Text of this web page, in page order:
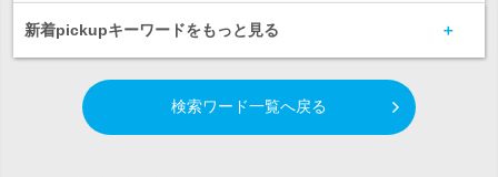
新着pickupキーワードをもっと見る
検索ワード一覧へ戻る